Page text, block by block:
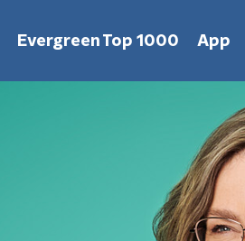
Evergreen Top 1000 App